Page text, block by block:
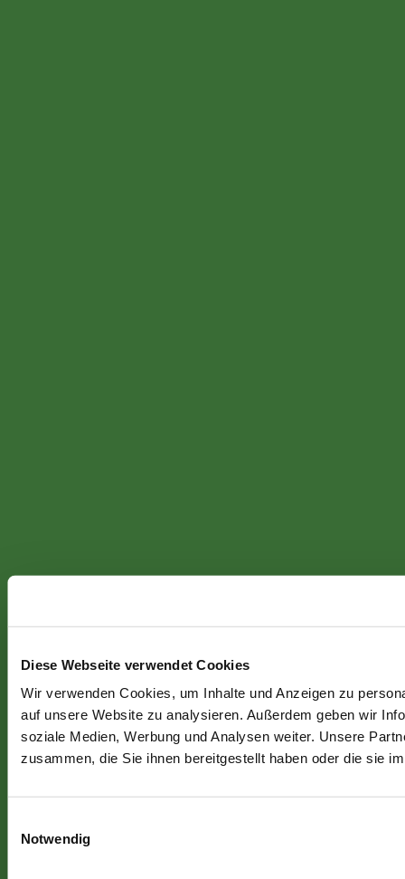
Diese Webseite verwendet Cookies
Wir verwenden Cookies, um Inhalte und Anzeigen zu
auf unsere Website zu analysieren. Außerdem geben wir
soziale Medien, Werbung und Analysen weiter. Unsere
zusammen, die Sie ihnen bereitgestellt haben oder die sie
Notwendig